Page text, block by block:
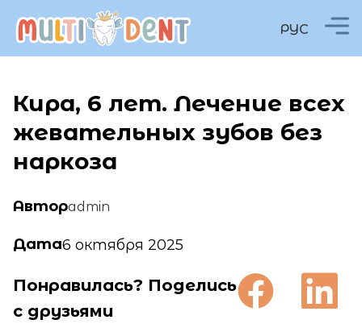
РУС
Кира, 6 лет. Лечение всех
жевательных зубов без
наркоза
Авторadmin
Дата6 октября 2025
Понравилась? Поделись
с друзьями